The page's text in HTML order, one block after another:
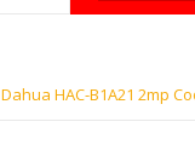
Dahua HAC-B1A21 2mp